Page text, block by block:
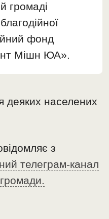
громаді
фонд
Мішн ЮА».
деяких населених
з
телеграм-канал